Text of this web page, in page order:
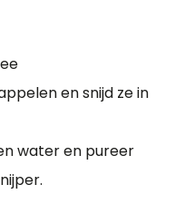
en snijd ze in
water en pureer